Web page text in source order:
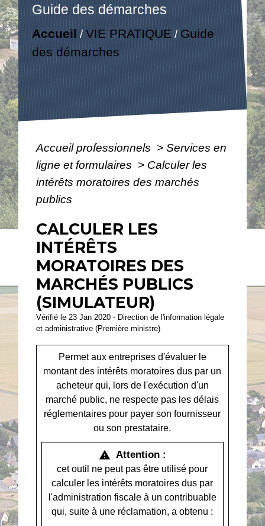
Guide des démarches
Accueil /VIE PRATIQUE / Guide
des démarches
Accueil professionnels > Services en
ligne et formulaires > Calculer les
intérêts moratoires des marchés
publics
CALCULER LES
INTÉRÊTS
MORATOIRES DES
MARCHÉS PUBLICS
(SIMULATEUR)
Vérifié le 23 Jan 2020 - Direction de l'information légale
et administrative (Première ministre)
Permet aux entreprises d'évaluer le
montant des intérêts moratoires dus par un
acheteur qui, lors de l'exécution d'un
marché public, ne respecte pas les délais
réglementaires pour payer son fournisseur
ou son prestataire.
warning Attention :
cet outil ne peut pas être utilisé pour
calculer les intérêts moratoires dus par
l'administration fiscale à un contribuable
qui, suite à une réclamation, a obtenu :